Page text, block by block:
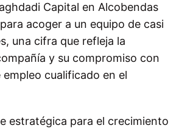
Capital en Alcobendas
acoger a un equipo de casi
una cifra que refleja la
y su compromiso con
cualificado en el
estratégica para el crecimiento